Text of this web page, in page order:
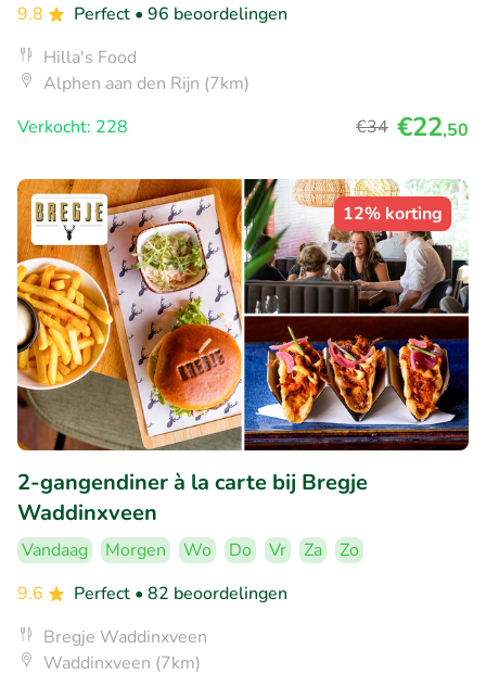
9.8
Perfect • 96 beoordelingen
Hilla's Food
Alphen aan den Rijn (7km)
Verkocht: 228
€34 €22,50
12% korting
2-gangendiner à la carte bij Bregje
Waddinxveen
Vandaag Morgen Wo Do Vr Za
Zo
9.6
Perfect • 82 beoordelingen
Bregje Waddinxveen
Waddinxveen (7km)